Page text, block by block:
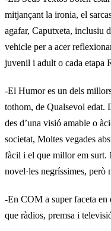
mitjançant la ironia, el
agafar, Caputxeta, inclusiu
vehicle per a acer
juvenil i adult o cada etapa
-El Humor es un dels
tothom, de Qualsevol edat.
des d’una visió amable o
societat, Moltes vegades
fàcil i el que millor em surt.
novel·les negríssimes, però
-En COM a super faceta
que ràdios, premsa i